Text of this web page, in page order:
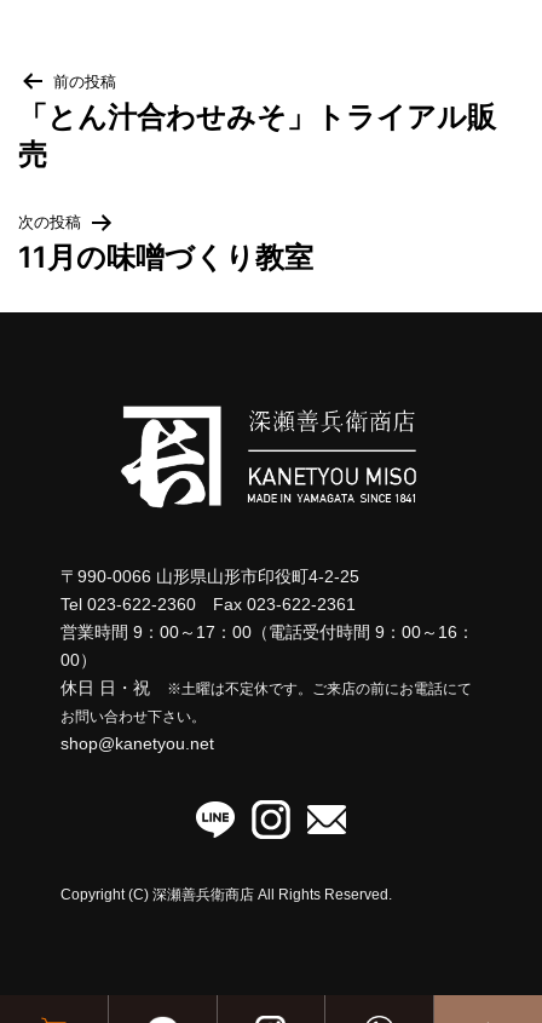
麹に込めた変わらぬ想い
カネチョウ印の由来
アクセス
リンク集
投
稿
ナ
ビ
ゲ
前の投稿
「とん汁合わせみそ」トライアル販
売
次の投稿
11月の味噌づくり教室
〒990-0066 山形県山形市印役町4-2-25
Tel 023-622-2360 Fax 023-622-2361
営業時間 9：00～17：00（電話受付時間 9：00～16：
00）
休日 日・祝
※土曜は不定休です。ご来店の前にお電話にて
お問い合わせ下さい。
shop@kanetyou.net
Copyright (C) 深瀬善兵衛商店 All Rights Reserved.